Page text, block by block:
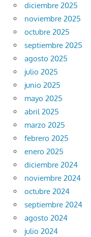
diciembre 2025
noviembre 2025
octubre 2025
septiembre 2025
agosto 2025
julio 2025
junio 2025
mayo 2025
abril 2025
marzo 2025
febrero 2025
enero 2025
diciembre 2024
noviembre 2024
octubre 2024
septiembre 2024
agosto 2024
julio 2024